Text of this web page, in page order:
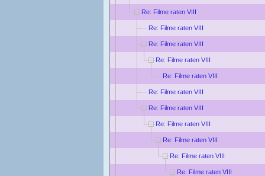
Re: Filme raten VIII
Re: Filme raten VIII
Re: Filme raten VIII
Re: Filme raten VIII
Re: Filme raten VIII
Re: Filme raten VIII
Re: Filme raten VIII
Re: Filme raten VIII
Re: Filme raten VIII
Re: Filme raten VIII
Re: Filme raten VIII